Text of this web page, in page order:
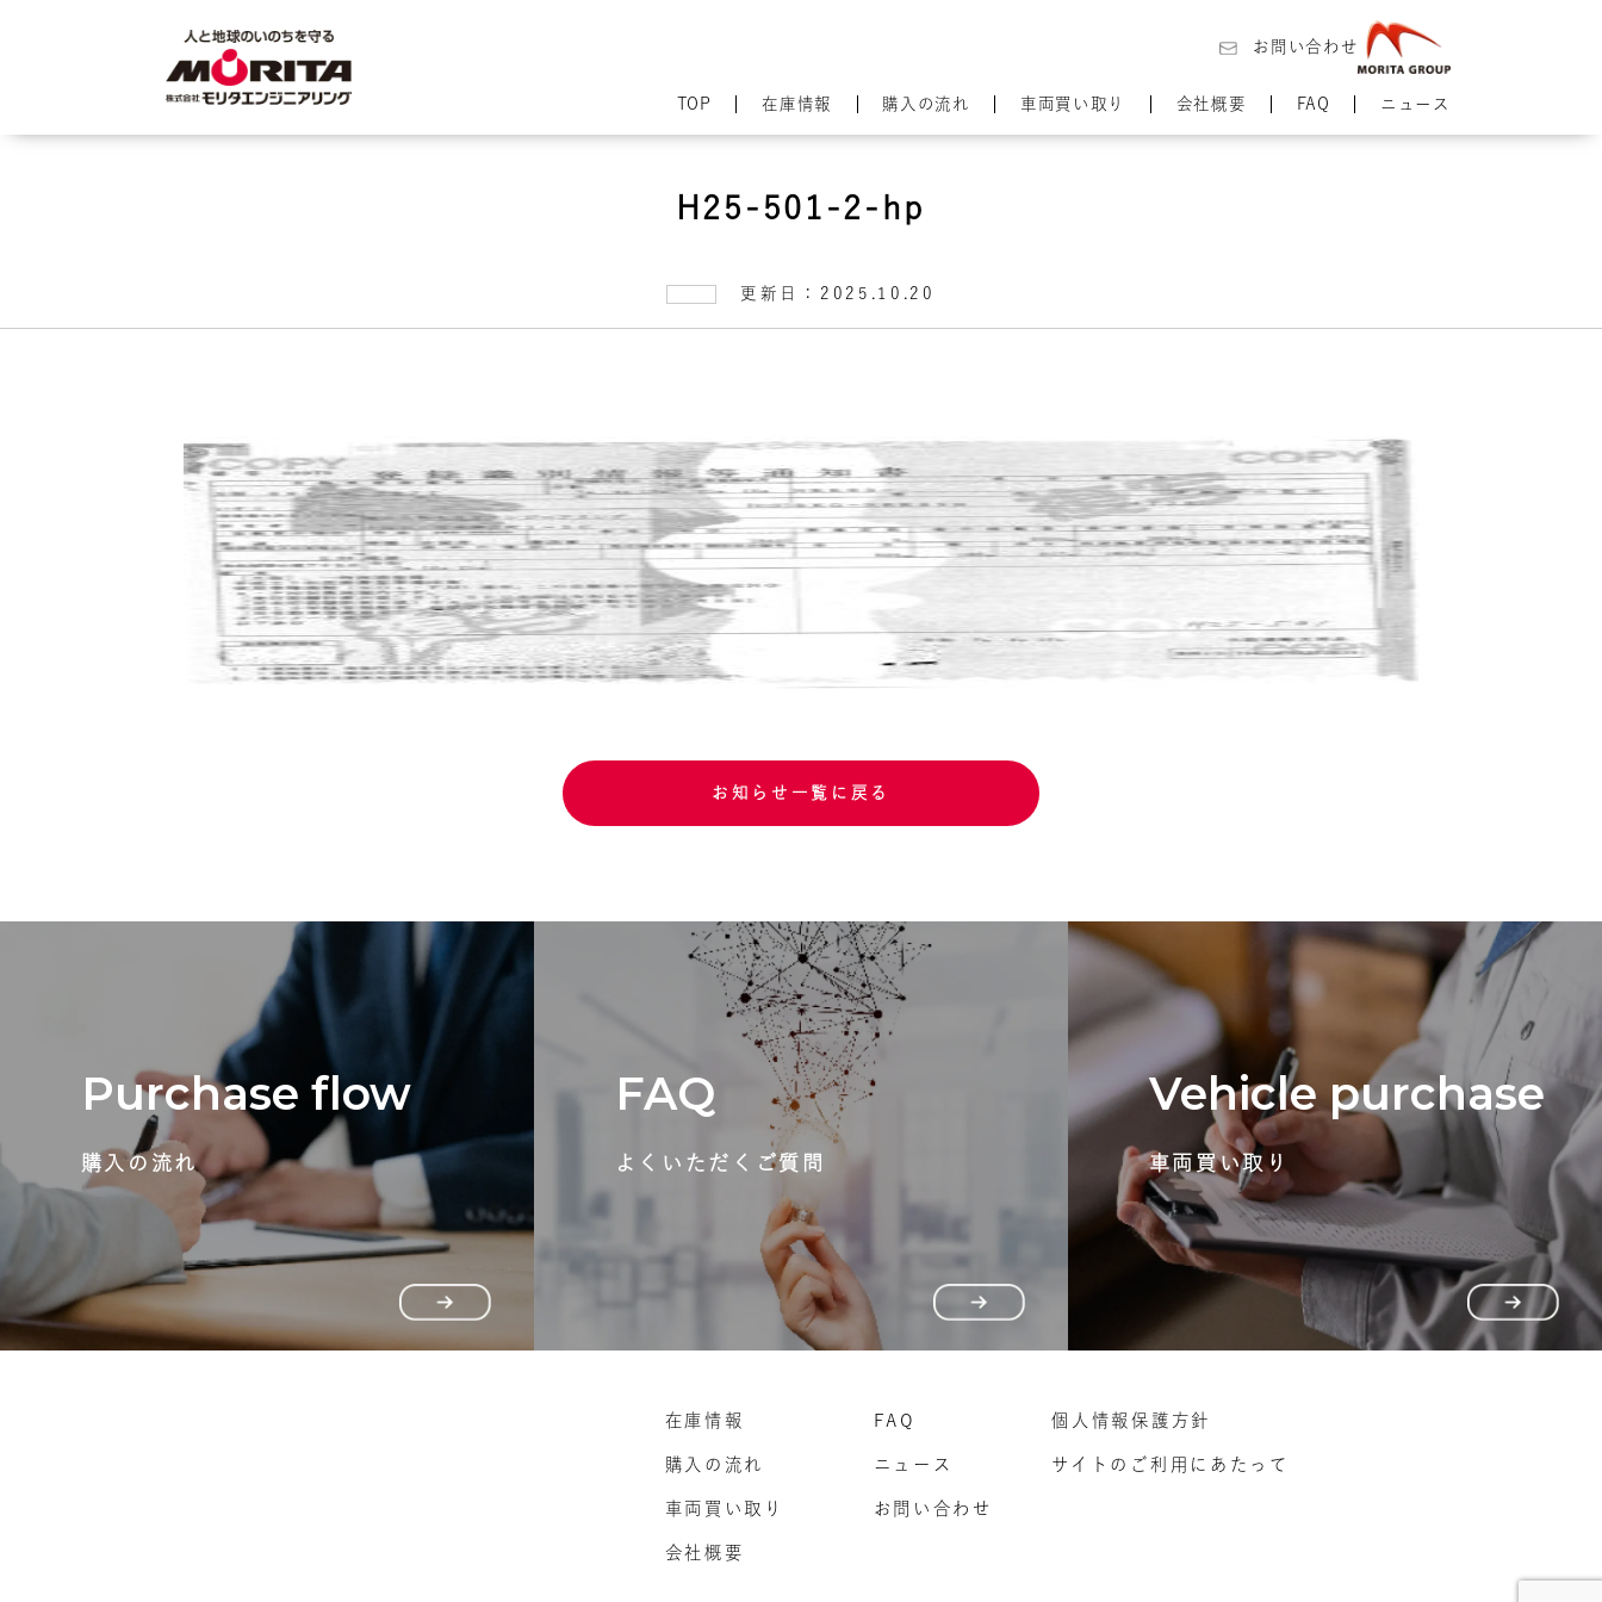
お問い合わせ
TOP 在庫情報 購入の流れ 車両買い取り 会社概要 FAQ ニュース
H25-501-2-hp
更新日：2025.10.20
お知らせ一覧に戻る
Purchase flow
購入の流れ
FAQ
よくいただくご質問
Vehicle purchase
車両買い取り
在庫情報
購入の流れ
車両買い取り
会社概要
FAQ
ニュース
お問い合わせ
個人情報保護方針
サイトのご利用にあたって